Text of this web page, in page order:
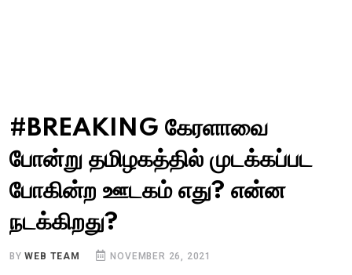
#BREAKING கேரளாவை
போன்று தமிழகத்தில் முடக்கப்பட
போகின்ற ஊடகம் எது? என்ன
நடக்கிறது?
BYWEB TEAM NOVEMBER 26, 2021